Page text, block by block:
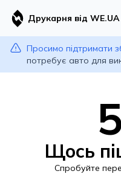
Друкарня від WE.UA
Просимо підтримати
потребує авто для
Щось
Спробуйте